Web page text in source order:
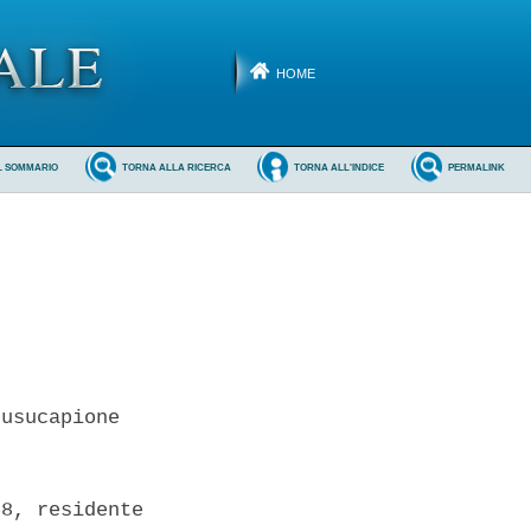
HOME
PERMALINK
TORNA ALL'INDICE
TORNA ALLA RICERCA
SOMMARIO
residente